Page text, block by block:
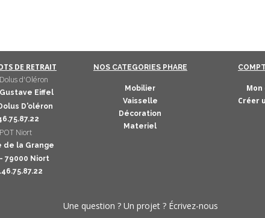
DE RETRAIT
d'Oléron
Eiffel
D'oléron
Niort
de la Grange
79000 Niort
NOS CATEGORIES PHARE
Mobilier
Vaisselle
Décoration
Materiel
Créer
Une question ? Un projet ? Écrivez-nous